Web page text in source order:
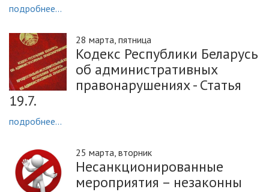
подробнее...
28 марта, пятница
Кодекс Республики Беларусь
об административных
правонарушениях - Статья
19.7.
подробнее...
25 марта, вторник
Несанкционированные
мероприятия – незаконны